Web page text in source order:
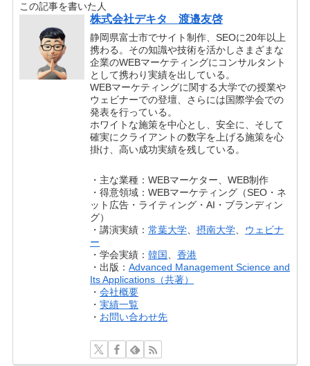
この記事を書いた人
株式会社デキタ 渡邉友啓
静岡県富士市でサイト制作、SEOに20年以上
携わる。その知識や技術を活かしさまざまな
企業のWEBマーケティングにコンサルタント
として携わり実績を出している。
WEBマーケティングに関する大学での授業や
ウェビナーでの登壇、さらには国際学会での
発表を行っている。
ホワイトな施策を中心とし、安全に、そして
確実にクライアントの数字を上げる施策を心
掛け、高い成功実績を残している。
・主な業種：WEBマーケター、WEB制作
・得意領域：WEBマーケティング（SEO・ネ
ット広告・ライティング・AI・ブランディン
グ）
・講演実績：常葉大学 、摂南大学
ウェビナ
ー
・学会実績：韓国 、香港
・出版：Advanced Management Science and
Its Applications（共著）
・会社概要
・実績一覧
・ お問い合わせ先